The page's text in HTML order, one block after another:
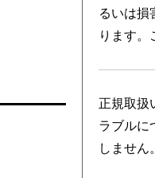
るいは損
ります。
正規取扱
ラブルに
しません。